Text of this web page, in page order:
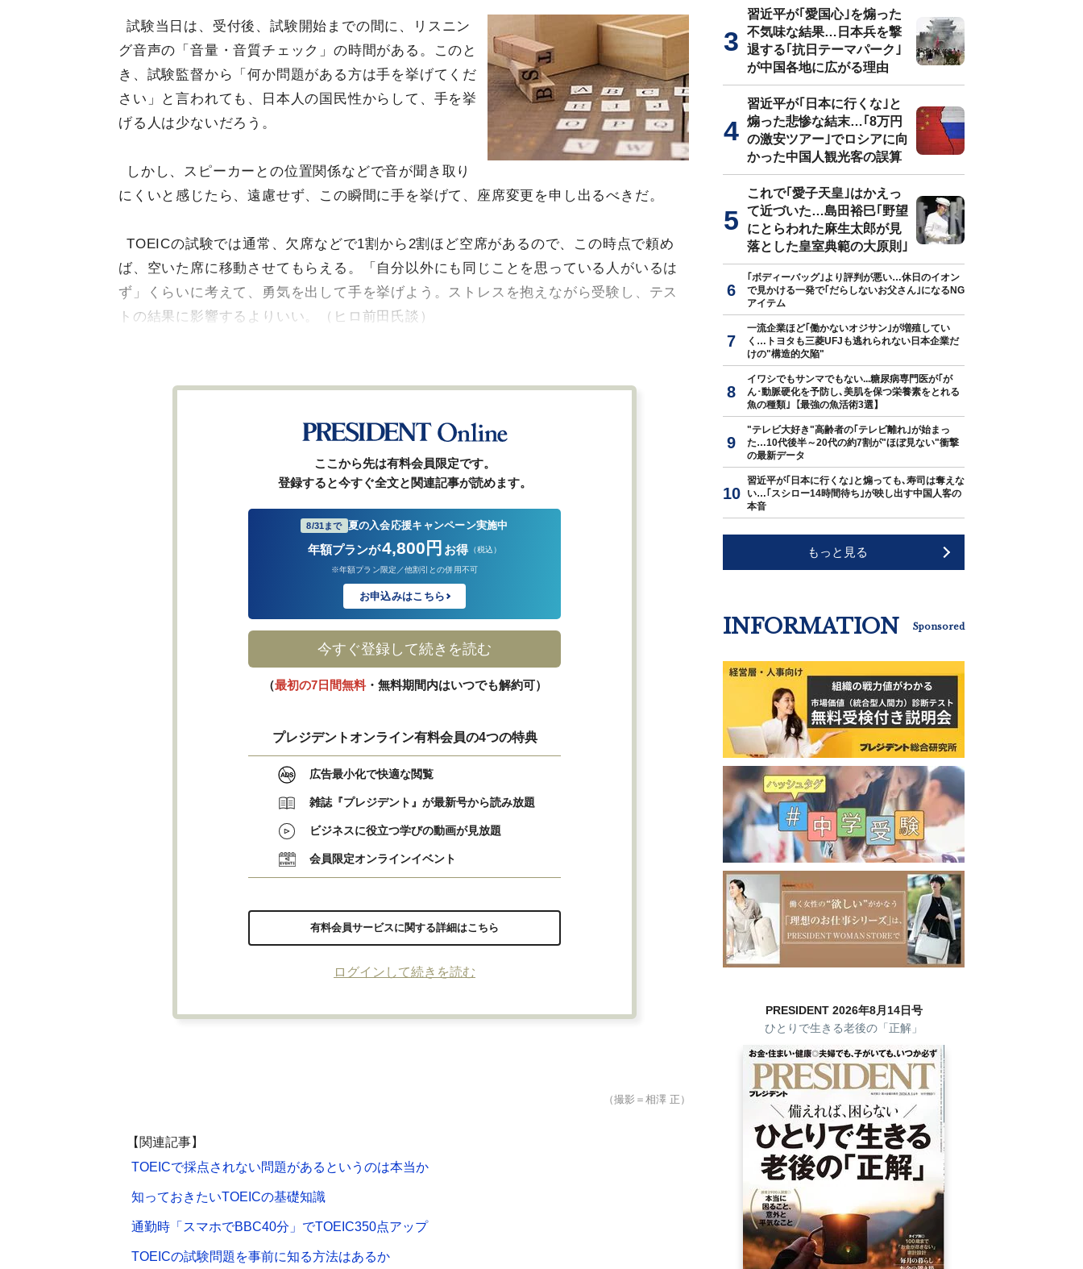
試験当日は、受付後、試験開始までの間に、リスニン
グ音声の「音量・音質チェック」の時間がある。このと
き、試験監督から「何か問題がある方は手を挙げてくだ
さい」と言われても、日本人の国民性からして、手を挙
げる人は少ないだろう。
しかし、スピーカーとの位置関係などで音が聞き取り
にくいと感じたら、遠慮せず、この瞬間に手を挙げて、座席変更を申し出るべきだ。
TOEICの試験では通常、欠席などで1割から2割ほど空席があるので、この時点で頼め
ば、空いた席に移動させてもらえる。「自分以外にも同じことを思っている人がいるは
ず」くらいに考えて、勇気を出して手を挙げよう。ストレスを抱えながら受験し、テス
トの結果に影響するよりいい。（ヒロ前田氏談）
ここから先は有料会員限定です。
登録すると今すぐ全文と関連記事が読めます。
8/31まで 夏の入会応援キャンペーン実施中
年額プランが4,800円 お得 （税込）
※年額プラン限定／他割引との併用不可
お申込みはこちら
今すぐ登録して続きを読む
（最初の7日間無料・無料期間内はいつでも解約可）
プレジデントオンライン有料会員の4つの特典
広告最小化で快適な閲覧
雑誌『プレジデント』が最新号から読み放題
ビジネスに役立つ学びの動画が見放題
会員限定オンラインイベント
有料会員サービスに関する詳細はこちら
ログインして続きを読む
（撮影＝相澤 正）
【関連記事】
TOEICで採点されない問題があるというのは本当か
知っておきたいTOEICの基礎知識
通勤時「スマホでBBC40分」でTOEIC350点アップ
TOEICの試験問題を事前に知る方法はあるか
習近平が｢愛国心｣を煽った
不気味な結果…日本兵を撃
退する｢抗日テーマパーク｣
が中国各地に広がる理由
習近平が｢日本に行くな｣と
煽った悲惨な結末…｢8万円
の激安ツアー｣でロシアに向
かった中国人観光客の誤算
これで｢愛子天皇｣はかえっ
て近づいた…島田裕巳｢野望
にとらわれた麻生太郎が見
落とした皇室典範の大原則｣
｢ボディーバッグ｣より評判が悪い…休日のイオン
で見かける一発で｢だらしないお父さん｣になるNG
アイテム
一流企業ほど｢働かないオジサン｣が増殖してい
く…トヨタも三菱UFJも逃れられない日本企業だ
けの"構造的欠陥"
イワシでもサンマでもない...糖尿病専門医が｢が
ん･動脈硬化を予防し､美肌を保つ栄養素をとれる
魚の種類｣【最強の魚活術3選】
"テレビ大好き"高齢者の｢テレビ離れ｣が始まっ
た…10代後半～20代の約7割が"ほぼ見ない"衝撃
の最新データ
習近平が｢日本に行くな｣と煽っても､寿司は奪えな
い…｢スシロー14時間待ち｣が映し出す中国人客の
本音
もっと見る
INFORMATION Sponsored
PRESIDENT 2026年8月14日号
ひとりで生きる老後の「正解」